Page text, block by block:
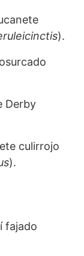
).
Derby
culirrojo
).
fajado